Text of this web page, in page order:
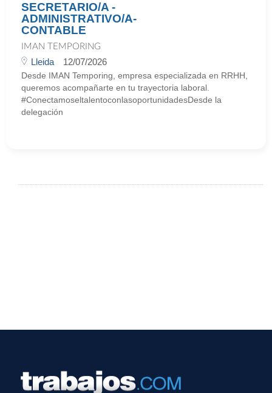
SECRETARIO/A -
ADMINISTRATIVO/A-
CONTABLE
IMAN TEMPORING
Lleida 12/07/2026
Desde IMAN Temporing, empresa especializada en RRHH,
queremos acompañarte en tu trayectoria laboral.
#ConectamoseltalentoconlasoportunidadesDesde la
delegación